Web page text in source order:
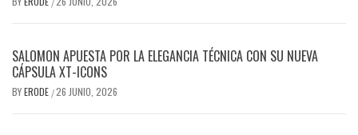
SALOMON APUESTA POR LA ELEGANCIA TÉCNICA CON SU NUEVA
CÁPSULA XT-ICONS
BYERODE /26 JUNIO, 2026